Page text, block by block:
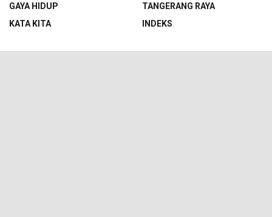
GAYA HIDUP
TANGERANG RAYA
KATA KITA
INDEKS